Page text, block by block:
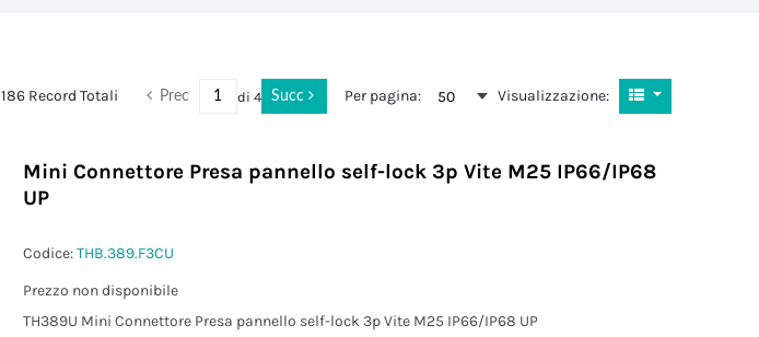
186 Record Totali Prec di 4 Succ Per pagina: 50 Visualizzazione:
Mini Connettore Presa pannello self-lock 3p Vite M25 IP66/IP68
UP
Codice:THB.389.F3CU
Prezzo non disponibile
TH389U Mini Connettore Presa pannello self-lock 3p Vite M25 IP66/IP68 UP